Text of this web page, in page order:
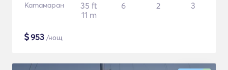
Катамаран
35 ft
11 m
6 2 3
$953 /нощ